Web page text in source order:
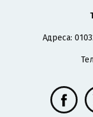
Адреса: